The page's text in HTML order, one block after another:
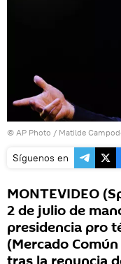
© AP Photo / Matilde
Síguenos en
MONTEVIDEO
2 de julio de
presidencia pro
(Mercado